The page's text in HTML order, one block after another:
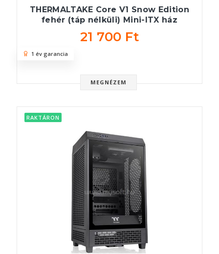
THERMALTAKE Core V1 Snow Edition
fehér (táp nélküli) Mini-ITX ház
21 700 Ft
MEGNÉZEM
1 év garancia
RAKTÁRON